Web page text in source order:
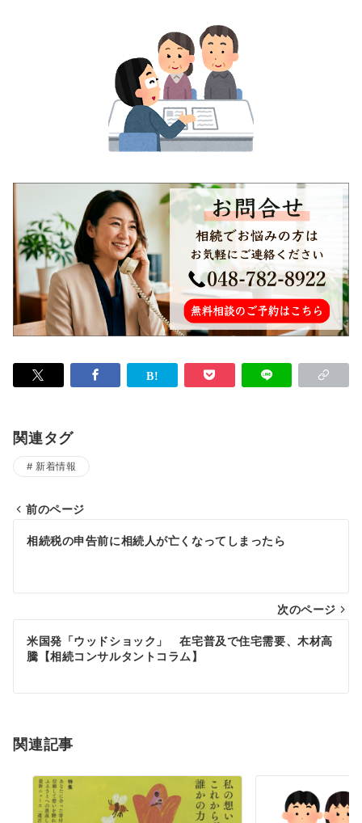
関連タグ
新着情報
投
ビ
ゲ
シ
ン
前のページ
相続税の申告前に相続人が亡くなってしまったら
次のページ
米国発「ウッドショック」 在宅普及で住宅需要、木材高
騰【相続コンサルタントコラム】
関連記事